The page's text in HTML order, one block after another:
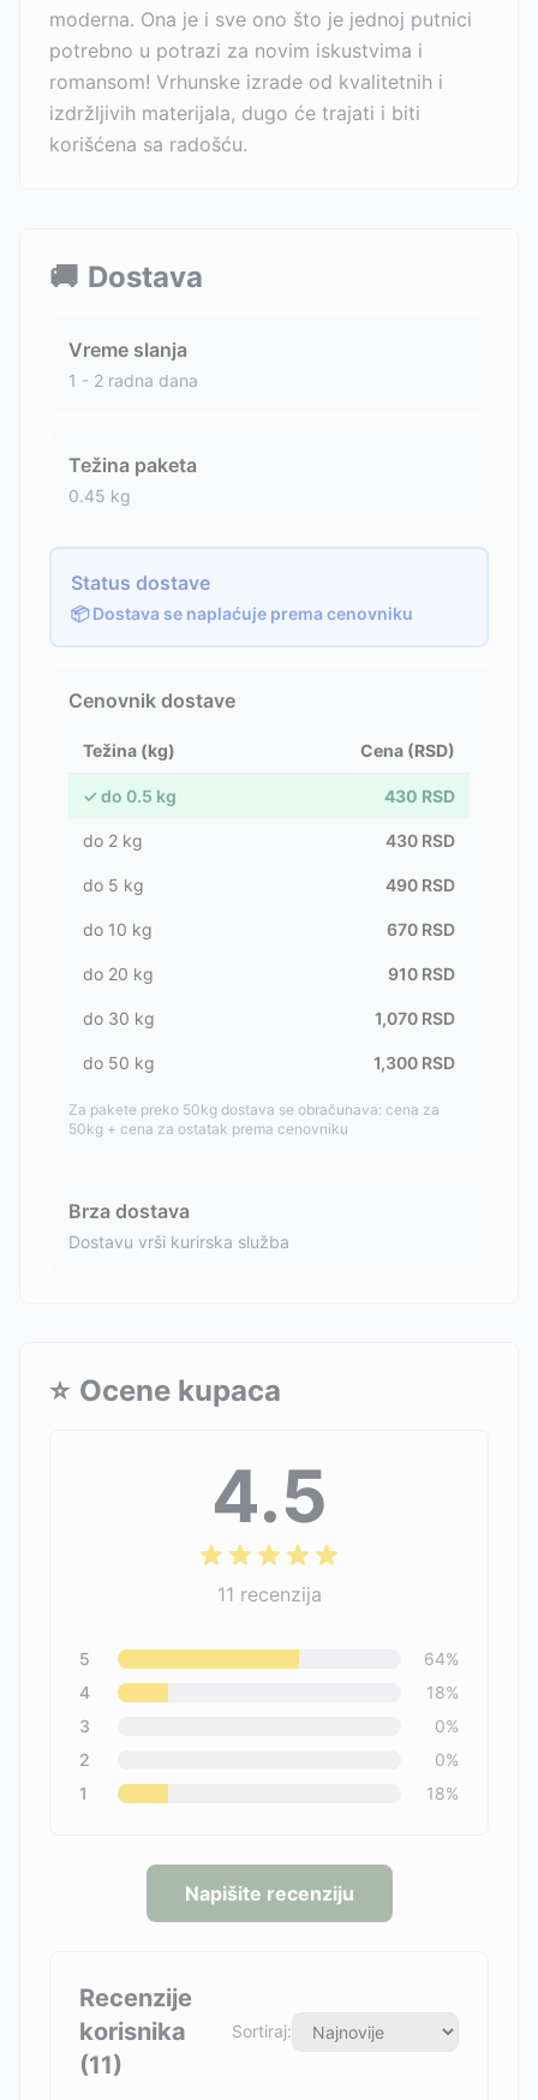
moderna. Ona je i sve ono što je jednoj putnici
potrebno u potrazi za novim iskustvima i
romansom! Vrhunske izrade od kvalitetnih i
izdržljivih materijala, dugo će trajati i biti
korišćena sa radošću.
🚚 Dostava
Vreme slanja
1 - 2 radna dana
Težina paketa
0.45 kg
Status dostave
📦 Dostava se naplaćuje prema cenovniku
Cenovnik dostave
Težina (kg) Cena (RSD)
✓ do 0.5 kg 430 RSD
do 2 kg 430 RSD
do 5 kg 490 RSD
do 10 kg 670 RSD
do 20 kg 910 RSD
do 30 kg 1,070 RSD
do 50 kg 1,300 RSD
Za pakete preko 50kg dostava se obračunava: cena za
50kg + cena za ostatak prema cenovniku
Brza dostava
Dostavu vrši kurirska služba
⭐ Ocene kupaca
4.5
11 recenzija
5 64%
4
18%
3
0%
2
0%
1
18%
Napišite recenziju
Recenzije
korisnika
(11)
Sortiraj: